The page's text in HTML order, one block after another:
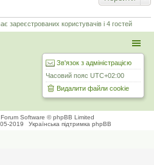
користувачів і 4 гостей
Зв'язок з адміністрацією
Часовий пояс UTC+02:00
Видалити файли cookie
Software © phpBB Limited
2019
Українська підтримка phpBB